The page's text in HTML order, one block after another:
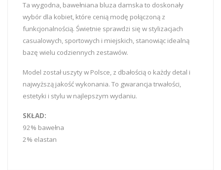
Ta wygodna, bawełniana bluza damska to doskonały
wybór dla kobiet, które cenią modę połączoną z
funkcjonalnością. Świetnie sprawdzi się w stylizacjach
casualowych, sportowych i miejskich, stanowiąc idealną
bazę wielu codziennych zestawów.
Model został uszyty w Polsce, z dbałością o każdy detal i
najwyższą jakość wykonania. To gwarancja trwałości,
estetyki i stylu w najlepszym wydaniu.
SKŁAD:
92% bawełna
2% elastan